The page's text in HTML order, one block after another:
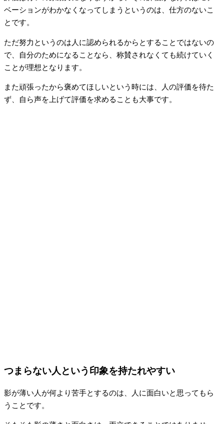
ベーションがわかなくなってしまうというのは、仕方のないこ
とです。
ただ努力というのは人に認められるからとすることではないの
で、自分のためになることなら、称賛されなくても続けていく
ことが理想となります。
また頑張ったから褒めてほしいという時には、人の評価を待た
ず、自ら声を上げて評価を求めることも大事です。
つまらない人という印象を持たれやすい
影が薄い人が何より苦手とするのは、人に面白いと思ってもら
うことです。